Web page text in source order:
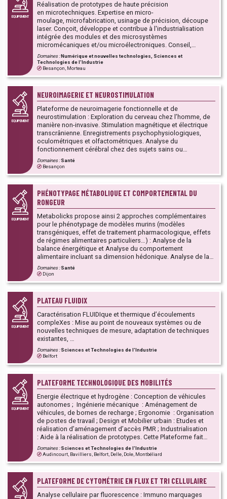
EQUIPEMENT
Réalisation de prototypes de haute précision
en microtechniques. Expertise en micro-
moulage, microfabrication, usinage de précision, découpe
laser. Conçoit, développe et contribue à l'industrialisation
intégrée des modules et des microsystèmes
micromécaniques et/ou microélectroniques. Conseil,
Assistance technique et Formation. Cette Plateforme fait
partie d’un ensemble de 13 PFT de la région Bourgogne-
Franche-Comté dont l’objectif est de mutualiser les moyens
techniques et les compétences des établissements publics
d'enseignement (lycées polyvalents et professionnels,
EPLEFPA) et des établissements d'enseignement supérieur
et de recherche, au service du développement et de
l’innovation des TPE/PME et PMI.
Domaines :Numérique et nouvelles technologies, Sciences et
Technologies de l'Industrie
Besançon, Morteau
EQUIPEMENT
NEUROIMAGERIE ET NEUROSTIMULATION
Plateforme de neuroimagerie fonctionnelle et de
neurostimulation : Exploration du cerveau chez l’homme, de
manière non-invasive. Stimulation magnétique et électrique
transcrânienne. Enregistrements psychophysiologiques,
oculométriques et olfactométriques. Analyse du
fonctionnement cérébral chez des sujets sains ou
pathologiques. Expertises : mise en place de protocole,
réalisation des examens, analyse des données et rédaction
d’articles.
Domaines :Santé
Besançon
EQUIPEMENT
PHÉNOTYPAGE MÉTABOLIQUE ET COMPORTEMENTAL DU
RONGEUR
Metabolicks propose ainsi 2 approches complémentaires
pour le phénotypage de modèles murins (modèles
transgéniques, effet de traitement pharmacologique, effets
de régimes alimentaires particuliers…) : Analyse de la
balance énergétique et Analyse du comportement
alimentaire incluant sa dimension hédonique. Analyse de la
balance énergétique : Analyse par RMN quantitative de la
Composition corporelle (masse grasse/masse maigre) chez
la souris ou le rat, Analyse combinée de la dépense
et hydrique et de l’activité physique chez la souris, Mesure
par calorimétrie directe (bombe calorimétrique) de l’énergie
contenue dans la nourriture et les pertes fécales. Analyse du
comportement alimentaire incluant sa dimension hédonique :
Mobilité et anxiété (Test en Open Field dédié aux rongeurs),
Motivation alimentaire (Test en Incentive Runway
consommer un aliment), Seuil de perception gustative d’une
solution alimentaire et motivation à la consommer (Test en
sur des temps très courts (Test en lickomètre), Plaisir à
consommer une solution alimentaire à long terme (Test en
double choix).
Domaines :Santé
Dijon
EQUIPEMENT
PLATEAU FLUIDIX
Caractérisation FLUIDIque et thermique d’écoulements
compleXes : Mise au point de nouveaux systèmes ou de
nouvelles techniques de mesure, adaptation de techniques
existantes, …
Domaines :Sciences et Technologies de l'Industrie
Belfort
EQUIPEMENT
PLATEFORME TECHNOLOGIQUE DES MOBILITÉS
Energie électrique et hydrogène : Conception de véhicules
autonomes ; Ingénierie mécanique : Aménagement de
véhicules, de bornes de recharge ; Ergonomie : Organisation
de postes de travail ; Design et Mobilier urbain : Etudes et
réalisation d’aménagement d’accès PMR ; Industrialisation
: Aide à la réalisation de prototypes. Cette Plateforme fait
partie d’un ensemble de 13 PFT de la région Bourgogne-
Franche-Comté dont l’objectif est de mutualiser les moyens
techniques et les compétences des établissements publics
EPLEFPA) et des établissements d'enseignement supérieur
et de recherche, au service du développement et de
l’innovation des TPE/PME et PMI.
Domaines :Sciences et Technologies de l'Industrie
Audincourt, Bavilliers, Belfort, Delle, Dole, Montbéliard
PLATEFORME DE CYTOMÉTRIE EN FLUX ET TRI CELLULAIRE
Analyse cellulaire par fluorescence : Immuno marquages